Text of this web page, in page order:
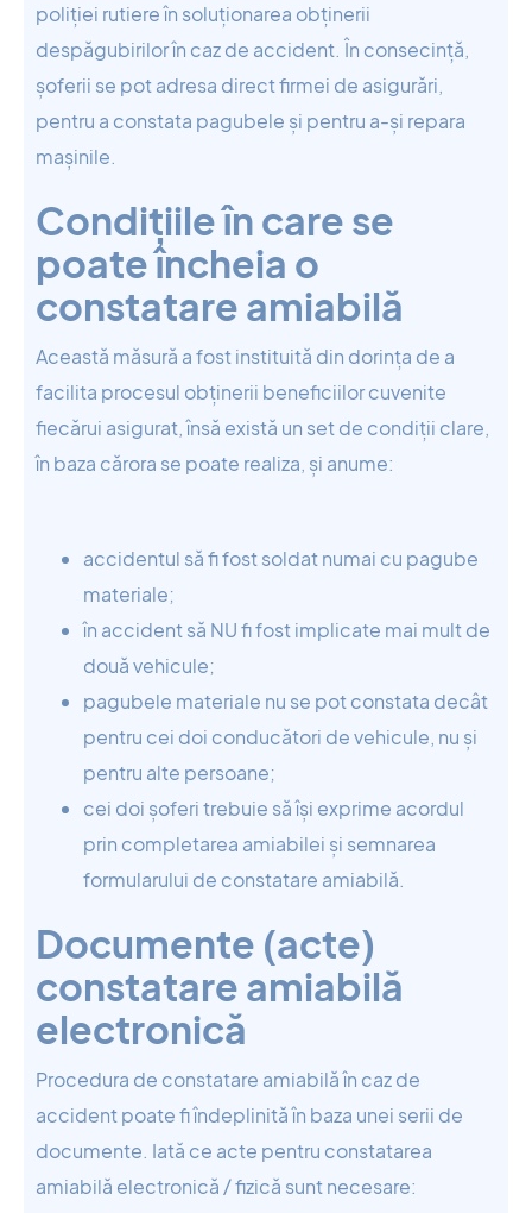
poliției rutiere în soluționarea obținerii
despăgubirilor în caz de accident. În consecință,
șoferii se pot adresa direct firmei de asigurări,
pentru a constata pagubele și pentru a-și repara
mașinile.
Condițiile în care se
poate încheia o
constatare amiabilă
Această măsură a fost instituită din dorința de a
facilita procesul obținerii beneficiilor cuvenite
fiecărui asigurat, însă există un set de condiții clare,
în baza cărora se poate realiza, și anume:
accidentul să fi fost soldat numai cu pagube
materiale;
în accident să NU fi fost implicate mai mult de
două vehicule;
pagubele materiale nu se pot constata decât
pentru cei doi conducători de vehicule, nu și
pentru alte persoane;
cei doi șoferi trebuie să își exprime acordul
prin completarea amiabilei și semnarea
formularului de constatare amiabilă.
Documente (acte)
constatare amiabilă
electronică
Procedura de constatare amiabilă în caz de
accident poate fi îndeplinită în baza unei serii de
documente. Iată ce acte pentru constatarea
amiabilă electronică / fizică sunt necesare: